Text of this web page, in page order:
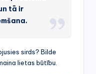
tā ir
sirds? Bilde
lietas būtību.